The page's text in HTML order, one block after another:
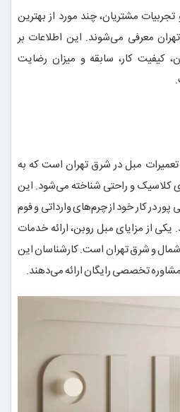
مشتریان، چند مورد از بهترین
تهران معرفی می‌شوند. این اطلاعات بر
کیفیت کار، سابقه و میزان رضایت
تعمیرات مبل در شرق تهران است که به
کلاسیک و راحتی شناخته می‌شود. این
پور در کار خود از چرم‌های وارداتی و فوم
یکی از مزایای مبل روبن، ارائه خدمات
و شرق تهران است. کارشناسان این
تخصصی رایگان ارائه می‌دهند.